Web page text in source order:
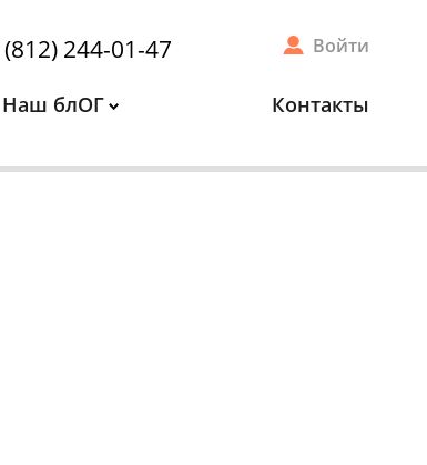
(812) 244-01-47 Войти
Наш блОГ Контакты